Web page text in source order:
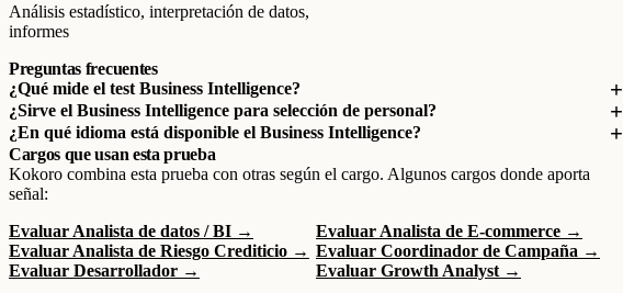
Análisis estadístico, interpretación de datos,
informes
Preguntas frecuentes
¿Qué mide el test Business Intelligence?
¿Sirve el Business Intelligence para selección de personal?
¿En qué idioma está disponible el Business Intelligence?
Cargos que usan esta prueba
Kokoro combina esta prueba con otras según el cargo. Algunos cargos donde aporta
señal:
Evaluar Analista de datos / BI →
Evaluar Analista de E-commerce →
Evaluar Analista de Riesgo Crediticio → Evaluar Coordinador de Campaña →
Evaluar Desarrollador →
Evaluar Growth Analyst →